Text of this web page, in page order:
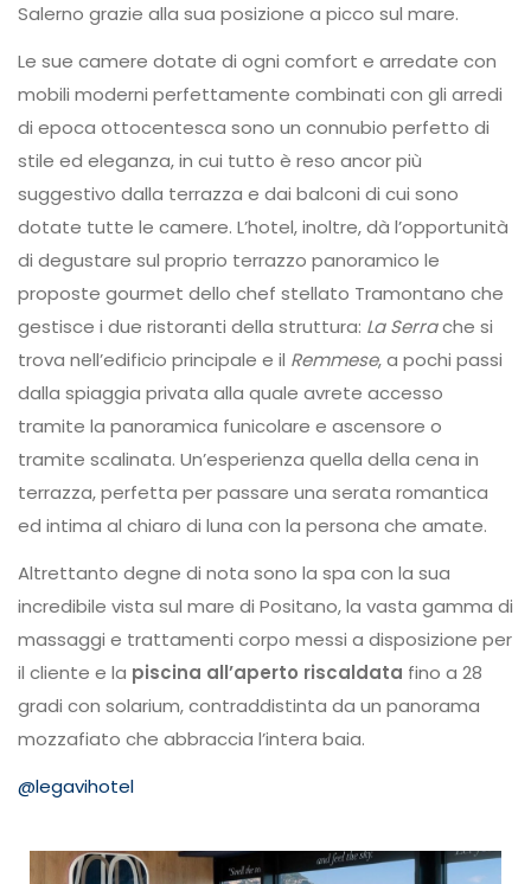
Salerno grazie alla sua posizione a picco sul mare.
Le sue camere dotate di ogni comfort e arredate con
mobili moderni perfettamente combinati con gli arredi
di epoca ottocentesca sono un connubio perfetto di
stile ed eleganza, in cui tutto è reso ancor più
suggestivo dalla terrazza e dai balconi di cui sono
dotate tutte le camere. L’hotel, inoltre, dà l’opportunità
di degustare sul proprio terrazzo panoramico le
proposte gourmet dello chef stellato Tramontano che
gestisce i due ristoranti della struttura: La Serrache si
trova nell’edificio principale e il Remmese, a pochi passi
dalla spiaggia privata alla quale avrete accesso
tramite la panoramica funicolare e ascensore o
tramite scalinata. Un’esperienza quella della cena in
terrazza, perfetta per passare una serata romantica
ed intima al chiaro di luna con la persona che amate.
Altrettanto degne di nota sono la spa con la sua
incredibile vista sul mare di Positano, la vasta gamma di
massaggi e trattamenti corpo messi a disposizione per
il cliente e la piscina all’aperto riscaldata fino a 28
gradi con solarium, contraddistinta da un panorama
mozzafiato che abbraccia l’intera baia.
@legavihotel